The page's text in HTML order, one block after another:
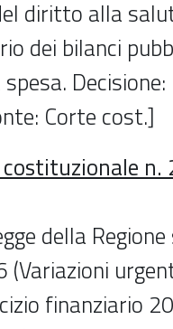
diritto alla
dei bilanci
Corte cost.]
costituzionale
della
(Variazioni
finanziario